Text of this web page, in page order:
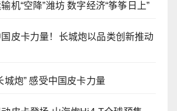
机“空降”潍坊 数字经济“筝筝日上”
皮卡力量！长城炮以品类创新推动
城炮” 感受中国皮卡力量